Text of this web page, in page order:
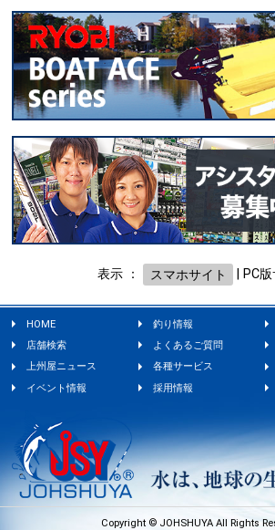
表示 ： スマホサイト PC版
HOME 釣り情報
店舗検索
よくあるご質問
上州屋ニュース
各種サービス
イベント情報
採用情報
Copyright © JOHSHUYA All Rights